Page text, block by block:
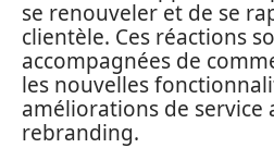
se renouveler et de se
clientèle. Ces réactions
accompagnées de
les nouvelles
améliorations de service
rebranding.